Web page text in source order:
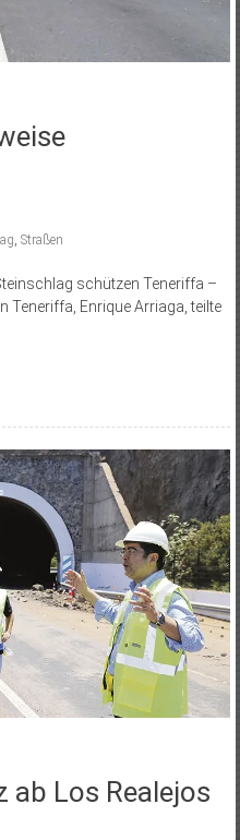
, Straßen
schützen Teneriffa –
Teneriffa, Enrique Arriaga, teilte
ab Los Realejos